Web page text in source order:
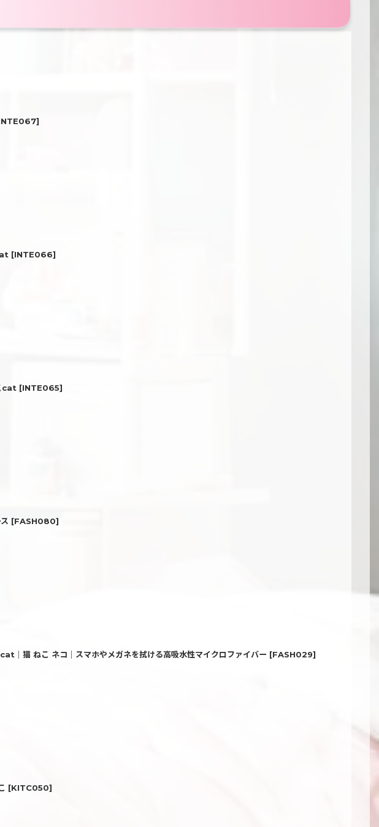
]
[INTE066]
cat [INTE065]
[FASH080]
ねこ ネコ｜スマホやメガネを拭ける高吸水性マイクロファイバー [FASH029]
[KITC050]